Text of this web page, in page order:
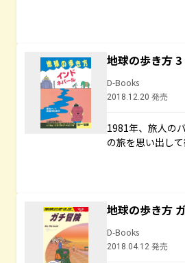
地球の歩き方 3
D-Books
2018.12.20 発売
1981年、旅人の
の旅を思い出して
地球の歩き方
D-Books
2018.04.12 発売